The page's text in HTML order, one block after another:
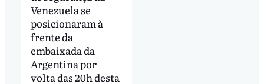
Venezuela se
posicionaram à
frente da
embaixada da
Argentina por
volta das 20h desta